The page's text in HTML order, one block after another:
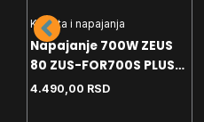
Kućišta i napajanja
Napajanje 700W ZEUS
80 ZUS-FOR700S PLUS
Bronze 12cm
4.490,00 RSD